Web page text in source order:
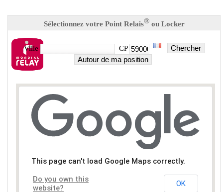
Sélectionnez votre Point Relais®ou Locker
Ville CP
Chercher
Autour de ma position
This page can't load Google Maps correctly.
Do you own this
website?
OK